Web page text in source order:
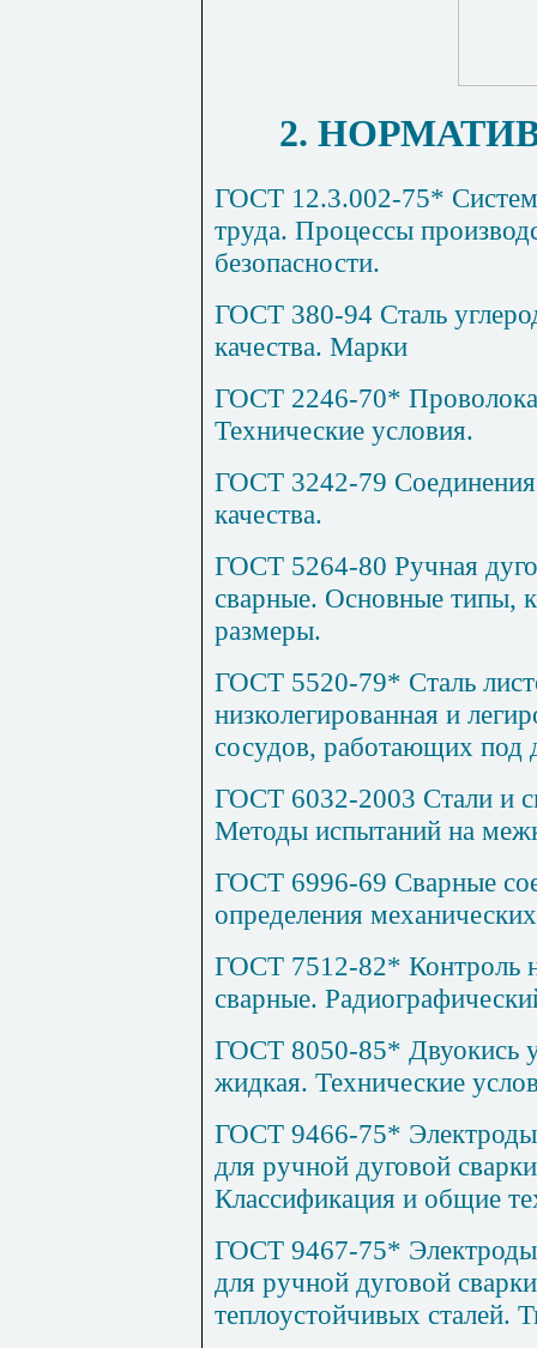
2.
ГОСТ 12.3.002-75*
труда. Процессы
безопасности.
ГОСТ 380-94 Сталь
качества. Марки
ГОСТ 2246-70* Проволока
Технические условия.
ГОСТ 3242-79
качества.
ГОСТ 5264-80 Ручная
сварные. Основные типы,
размеры.
ГОСТ 5520-79* Сталь
низколегированная и
сосудов, работающих под
ГОСТ 6032-2003 Стали и
Методы испытаний на
ГОСТ 6996-69 Сварные
определения
ГОСТ 7512-82* Контроль
сварные.
ГОСТ 8050-85* Двуокись
жидкая. Технические
ГОСТ 9466-75* Электроды
для ручной дуговой
Классификация и общие
ГОСТ 9467-75* Электроды
для ручной дуговой
теплоустойчивых сталей.